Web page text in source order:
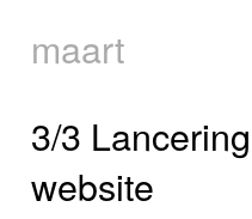
maart
3/3
website